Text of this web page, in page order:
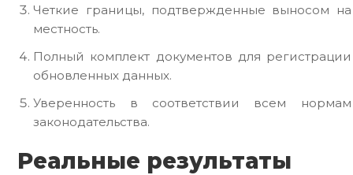
Четкие границы, подтвержденные выносом на
местность.
Полный комплект документов для регистрации
обновленных данных.
Уверенность в соответствии всем нормам
законодательства.
Реальные результаты